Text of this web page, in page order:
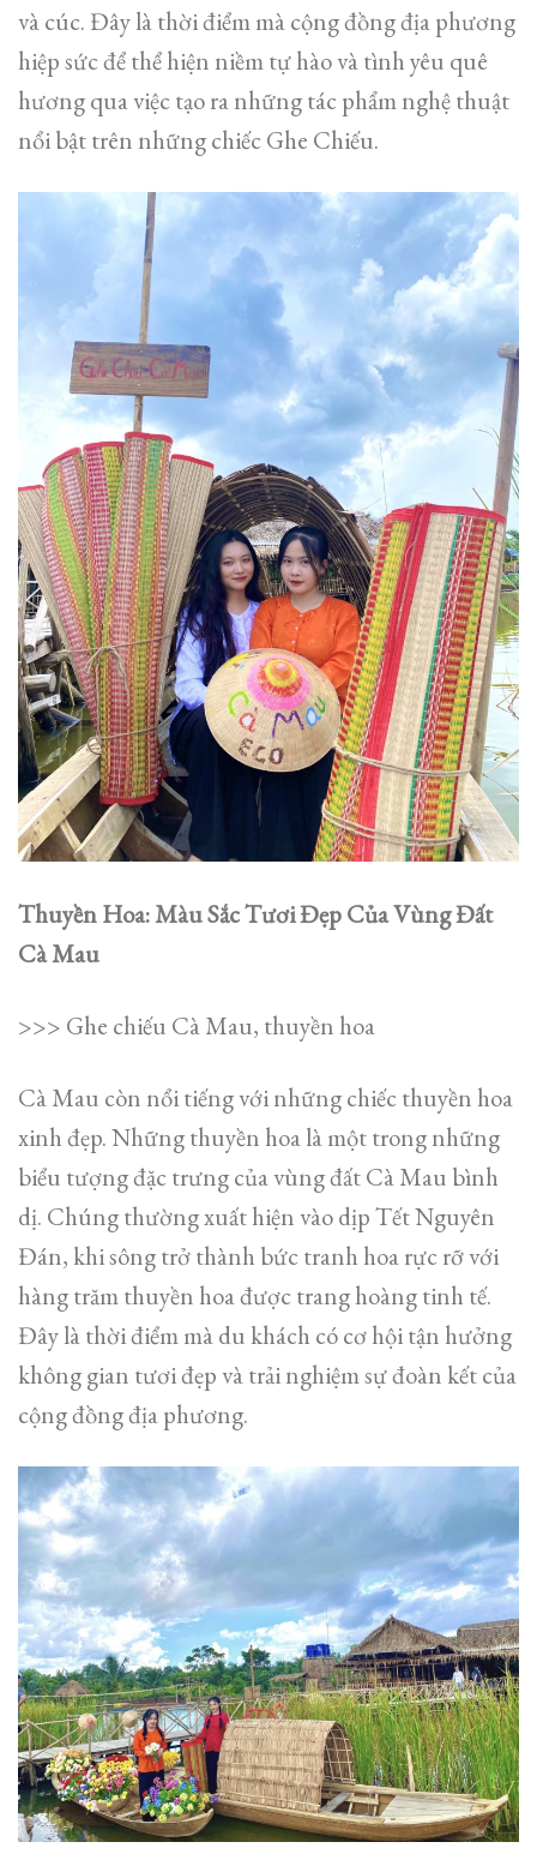
và cúc. Đây là thời điểm mà cộng đồng địa phương
hiệp sức để thể hiện niềm tự hào và tình yêu quê
hương qua việc tạo ra những tác phẩm nghệ thuật
nổi bật trên những chiếc Ghe Chiếu.
Thuyền Hoa: Màu Sắc Tươi Đẹp Của Vùng Đất
Cà Mau
>>> Ghe chiếu Cà Mau, thuyền hoa
Cà Mau còn nổi tiếng với những chiếc thuyền hoa
xinh đẹp. Những thuyền hoa là một trong những
biểu tượng đặc trưng của vùng đất Cà Mau bình
dị. Chúng thường xuất hiện vào dịp Tết Nguyên
Đán, khi sông trở thành bức tranh hoa rực rỡ với
hàng trăm thuyền hoa được trang hoàng tinh tế.
Đây là thời điểm mà du khách có cơ hội tận hưởng
không gian tươi đẹp và trải nghiệm sự đoàn kết của
cộng đồng địa phương.